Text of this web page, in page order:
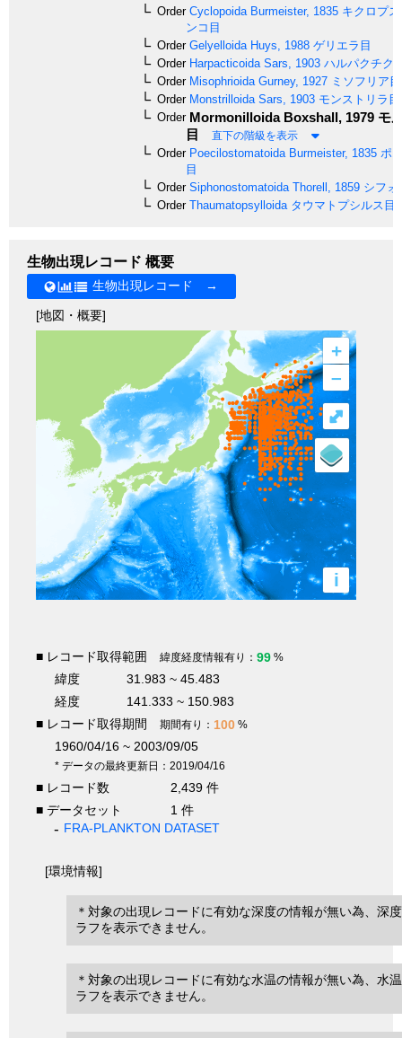
OrderCyclopoida Burmeister, 1835 キクロプ
ンコ目
OrderGelyelloida Huys, 1988 ゲリエラ目
OrderHarpacticoida Sars, 1903 ハルパクチク
OrderMisophrioida Gurney, 1927 ミソフリア目
OrderMonstrilloida Sars, 1903 モンストリラ目
OrderMormonilloidaBoxshall, 1979 モ
目
直下の階級を表示
OrderPoecilostomatoida Burmeister, 1835 ポ
目
OrderSiphonostomatoida Thorell, 1859 シフォ
OrderThaumatopsylloida タウマトプシルス目
生物出現レコード 概要
生物出現レコード →
[地図・概要]
+
–
i
⤢
■ レコード取得範囲 緯度経度情報有り： 99 %
緯度
31.983 ~ 45.483
経度
141.333 ~ 150.983
■ レコード取得期間
期間有り： 100 %
1960/04/16 ~ 2003/09/05
* データの最終更新日：2019/04/16
■ レコード数
2,439 件
■ データセット
1 件
FRA-PLANKTON DATASET
[環境情報]
＊対象の出現レコードに有効な深度の情報が無い為、深
ラフを表示できません。
＊対象の出現レコードに有効な水温の情報が無い為、水
ラフを表示できません。